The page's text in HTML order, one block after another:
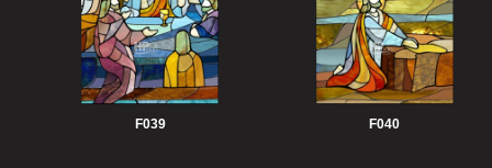
F039 F040